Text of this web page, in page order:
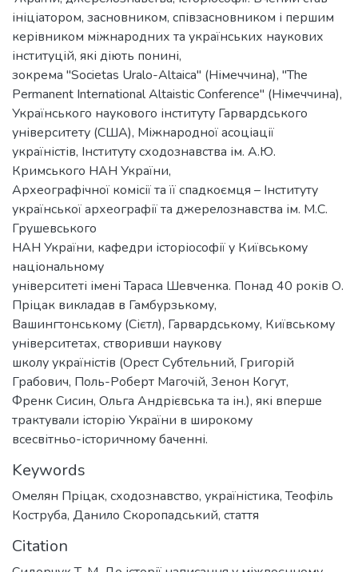
ініціатором, засновником, співзасновником і першим
керівником міжнародних та українських наукових
інституцій, які діють понині,
зокрема "Societas Uralo-Altaica" (Німеччина), "The
Permanent International Altaistic Conference" (Німеччина),
Українського наукового інституту Гарвардського
університету (США), Міжнародної асоціації
україністів, Інституту сходознавства ім. А.Ю.
Кримського НАН України,
Археографічної комісії та її спадкоємця – Інституту
української археографії та джерелознавства ім. М.С.
Грушевського
НАН України, кафедри історіософії у Київському
національному
університеті імені Тараса Шевченка. Понад 40 років О.
Пріцак викладав в Гамбурзькому,
Вашингтонському (Сієтл), Гарвардському, Київському
університетах, створивши наукову
школу україністів (Орест Субтельний, Григорій
Грабович, Поль-Роберт Магочій, 3енон Когут,
Френк Сисин, Ольга Андрієвська та ін.), які вперше
трактували історію України в широкому
всесвітньо-історичному баченні.
Keywords
Омелян Пріцак, сходознавство, україністика,Теофіль
Коструба, Данило Скоропадський, стаття
Citation